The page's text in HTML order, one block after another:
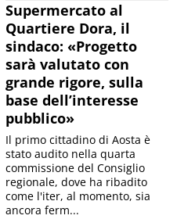
Supermercato al
Quartiere Dora, il
sindaco: «Progetto
sarà valutato con
grande rigore, sulla
base dell’interesse
pubblico»
Il primo cittadino di Aosta è
stato audito nella quarta
commissione del Consiglio
regionale, dove ha ribadito
come l'iter, al momento, sia
ancora ferm...